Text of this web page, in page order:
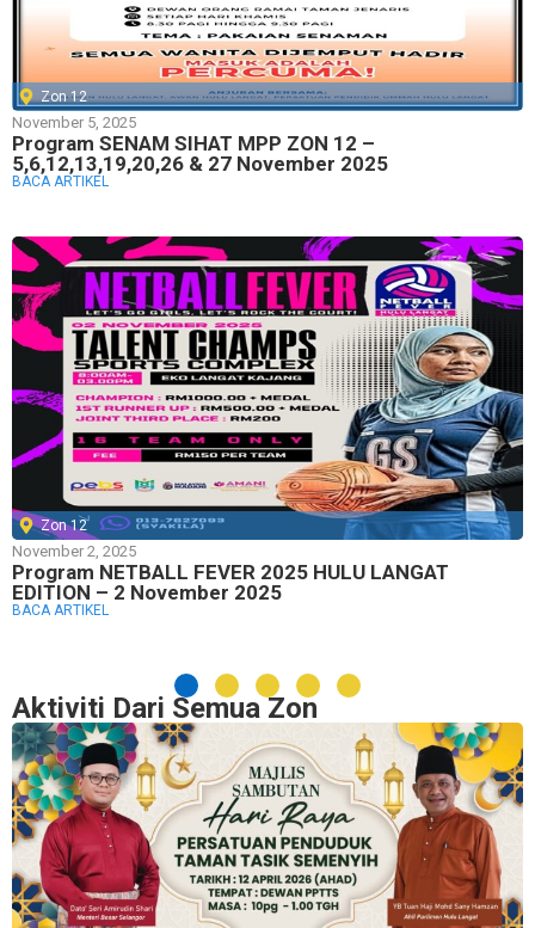
Zon 12
November 5, 2025
Program SENAM SIHAT MPP ZON 12 –
5,6,12,13,19,20,26 & 27 November 2025
BACA ARTIKEL
Zon 12
November 2, 2025
Program NETBALL FEVER 2025 HULU LANGAT
EDITION – 2 November 2025
BACA ARTIKEL
Aktiviti Dari Semua Zon